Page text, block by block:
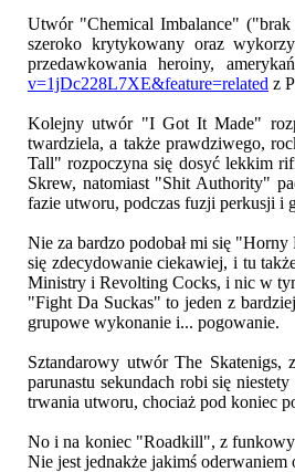
Utwór "Chemical Imbalance" ("brak
szeroko krytykowany oraz
przedawkowania heroiny,
v=1jDc228L7XE&feature=related z
Kolejny utwór "I Got It Made"
twardziela, a także prawdziwego,
Tall" rozpoczyna się dosyć lekkim
Skrew, natomiast "Shit Authority"
fazie utworu, podczas fuzji perkusji i
Nie za bardzo podobał mi się
się zdecydowanie ciekawiej, i tu
Ministry i Revolting Cocks, i nic w
"Fight Da Suckas" to jeden z
grupowe wykonanie i... pogowanie.
Sztandarowy utwór The
parunastu sekundach robi się
trwania utworu, chociaż pod koniec
No i na koniec "Roadkill", z
Nie jest jednakże jakimś